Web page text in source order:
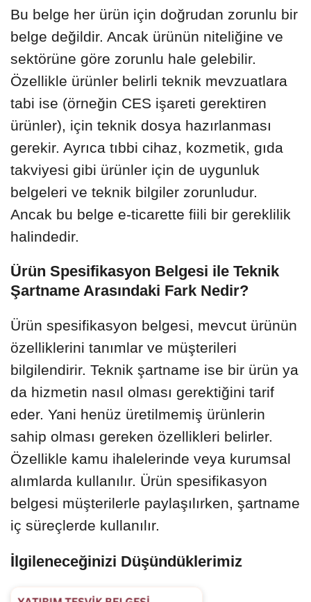
Bu belge her ürün için doğrudan zorunlu bir
belge değildir. Ancak ürünün niteliğine ve
sektörüne göre zorunlu hale gelebilir.
Özellikle ürünler belirli teknik mevzuatlara
tabi ise (örneğin CES işareti gerektiren
ürünler), için teknik dosya hazırlanması
gerekir. Ayrıca tıbbi cihaz, kozmetik, gıda
takviyesi gibi ürünler için de uygunluk
belgeleri ve teknik bilgiler zorunludur.
Ancak bu belge e-ticarette fiili bir gereklilik
halindedir.
Ürün Spesifikasyon Belgesi ile Teknik
Şartname Arasındaki Fark Nedir?
Ürün spesifikasyon belgesi, mevcut ürünün
özelliklerini tanımlar ve müşterileri
bilgilendirir. Teknik şartname ise bir ürün ya
da hizmetin nasıl olması gerektiğini tarif
eder. Yani henüz üretilmemiş ürünlerin
sahip olması gereken özellikleri belirler.
Özellikle kamu ihalelerinde veya kurumsal
alımlarda kullanılır. Ürün spesifikasyon
belgesi müşterilerle paylaşılırken, şartname
iç süreçlerde kullanılır.
İlgileneceğinizi Düşündüklerimiz